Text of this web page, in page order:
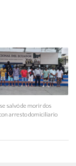
se salvó de morir dos
arresto domiciliario